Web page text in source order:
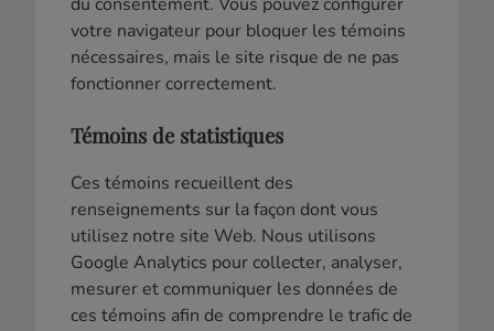
votre navigateur pour bloquer les témoins
nécessaires, mais le site risque de ne pas
fonctionner correctement.
Témoins de statistiques
Ces témoins recueillent des
renseignements sur la façon dont vous
utilisez notre site Web. Nous utilisons
Google Analytics pour collecter, analyser,
mesurer et communiquer les données de
ces témoins afin de comprendre le trafic de